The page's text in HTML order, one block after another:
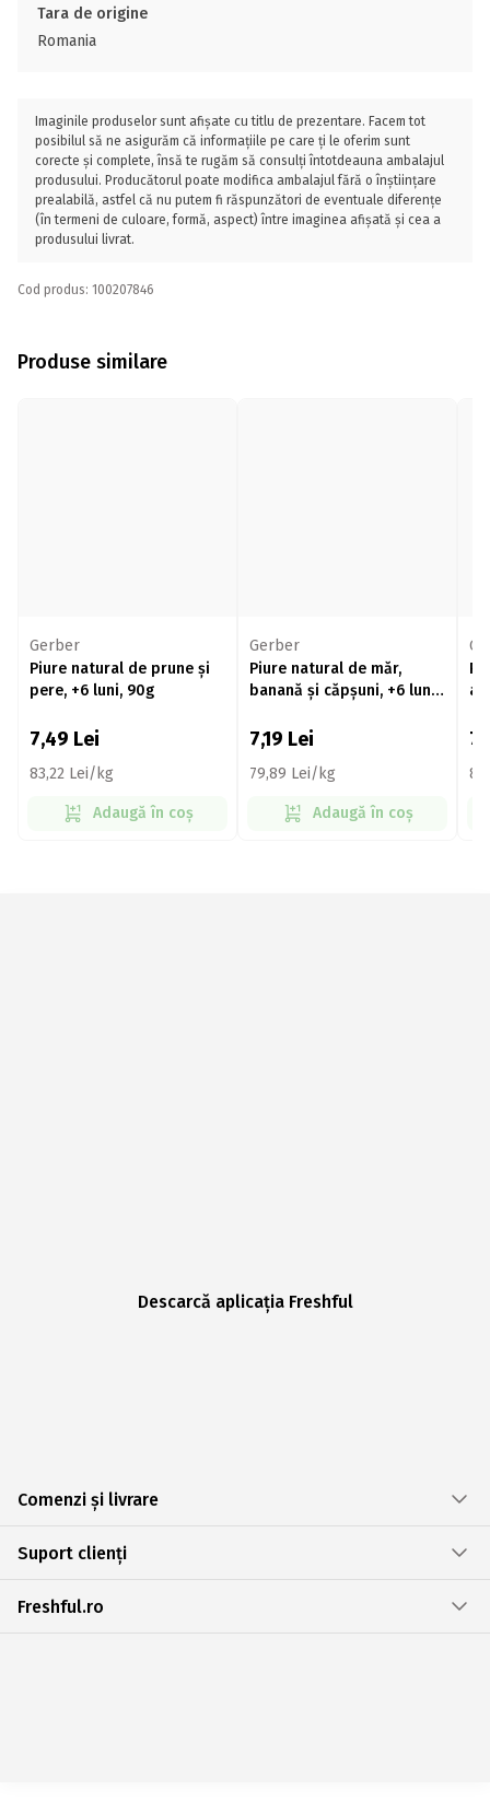
Tara de origine
Romania
Imaginile produselor sunt afișate cu titlu de prezentare. Facem tot
posibilul să ne asigurăm că informațiile pe care ți le oferim sunt
corecte și complete, însă te rugăm să consulți întotdeauna ambalajul
produsului. Producătorul poate modifica ambalajul fără o înștiințare
prealabilă, astfel că nu putem fi răspunzători de eventuale diferențe
(în termeni de culoare, formă, aspect) între imaginea afișată și cea a
produsului livrat.
Cod produs: 100207846
Produse similare
Gerber
Piure natural de prune și
pere, +6 luni, 90g
7,49 Lei
83,22 Lei/kg
Adaugă în coș
Gerber
Piure natural de măr,
banană și căpșuni, +6 luni,
7,19 Lei
79,89 Lei/kg
Adaugă în coș
Descarcă aplicația Freshful
Comenzi și livrare
Suport clienți
Freshful.ro